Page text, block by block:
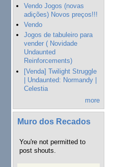
Vendo Jogos (novas
adições) Novos preços!!!
Vendo
Jogos de tabuleiro para
vender ( Novidade
Undaunted
Reinforcements)
[Venda] Twilight Struggle
| Undaunted: Normandy |
Celestia
more
Muro dos Recados
You're not permitted to
post shouts.